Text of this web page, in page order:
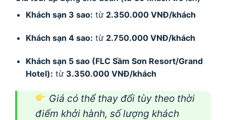
Khách sạn 3 sao: từ 2.350.000 VNĐ/khách
Khách sạn 4 sao: từ 2.750.000 VNĐ/khách
Khách sạn 5 sao (FLC Sầm Sơn Resort/Grand
Hotel): từ 3.350.000 VNĐ/khách
Giá có thể thay đổi tùy theo thời
điểm khởi hành, số lượng khách